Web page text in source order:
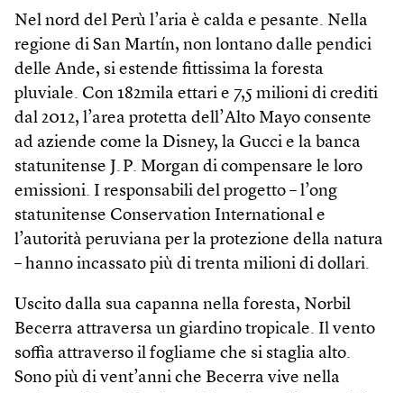
Nel nord del Perù l’aria è calda e pesante. Nella
regione di San Martín, non lontano dalle pendici
delle Ande, si estende fittissima la foresta
pluviale. Con 182mila ettari e 7,5 milioni di crediti
dal 2012, l’area protetta dell’Alto Mayo consente
ad aziende come la Disney, la Gucci e la banca
statunitense J. P. Morgan di compensare le loro
emissioni. I responsabili del progetto – l’ong
statunitense Conservation International e
l’autorità peruviana per la protezione della natura
– hanno incassato più di trenta milioni di dollari.
Uscito dalla sua capanna nella foresta, Norbil
Becerra attraversa un giardino tropicale. Il vento
soffia attraverso il fogliame che si staglia alto.
Sono più di vent’anni che Becerra vive nella